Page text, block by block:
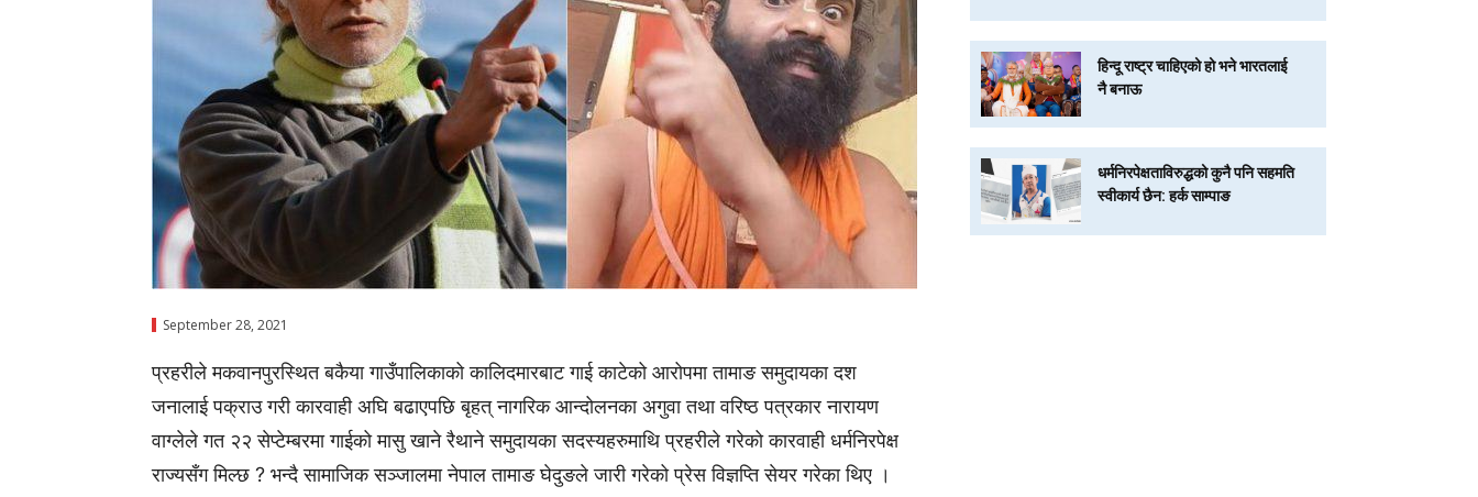
September 28, 2021
प्रहरीले मकवानपुरस्थित बकैया गाउँपालिकाको कालिदमारबाट गाई काटेको आरोपमा तामाङ समुदायका दश
जनालाई पक्राउ गरी कारवाही अघि बढाएपछि बृहत् नागरिक आन्दोलनका अगुवा तथा वरिष्ठ पत्रकार नारायण
वाग्लेले गत २२ सेप्टेम्बरमा गाईको मासु खाने रैथाने समुदायका सदस्यहरुमाथि प्रहरीले गरेको कारवाही धर्मनिरपेक्ष
राज्यसँग मिल्छ ? भन्दै सामाजिक सञ्जालमा नेपाल तामाङ घेदुङले जारी गरेको प्रेस विज्ञप्ति सेयर गरेका थिए ।
हिन्दू राष्ट्र चाहिएको हो भने भारतलाई
नै बनाऊ
धर्मनिरपेक्षताविरुद्धको कुनै पनि सहमति
स्वीकार्य छैन: हर्क साम्पाङ